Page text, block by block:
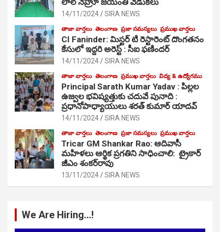
14/11/2024 SIRA NEWS
తాజా వార్తలు తెలంగాణ ప్రజా సమస్యలు ప్రముఖ వార్తలు
CI Faninder: మిస్టర్ టి రెస్టారెంట్ దొంగతనం
కేసులో ఇద్దరి అరెస్ట్ : సీఐ ఫణిందర్
14/11/2024 SIRA NEWS
తాజా వార్తలు తెలంగాణ ప్రముఖ వార్తలు విద్య & ఉద్యోగము
Principal Sarath Kumar Yadav : పిల్లల
ఉజ్వల భవిష్యత్తుకు చదువే పునాది :
ప్రధానోపాధ్యాయులు శరత్ కుమార్ యాదవ్
14/11/2024 SIRA NEWS
తాజా వార్తలు తెలంగాణ ప్రజా సమస్యలు ప్రముఖ వార్తలు
Tricar GM Shankar Rao: ఆదివాసీ
మహిళలు ఆర్థిక ప్రగతిని సాధించాలి: ట్రైకార్
జీఎం శంకర్‌రావు
13/11/2024 SIRA NEWS
We Are Hiring…!